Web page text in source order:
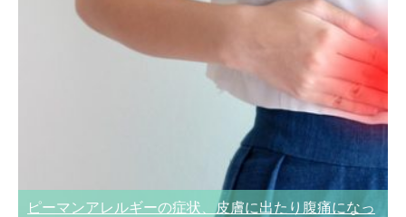
ピーマンアレルギーの症状、皮膚に出たり腹痛になっ